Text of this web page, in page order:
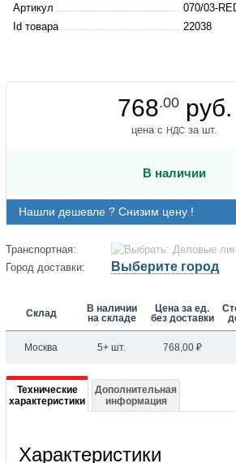
Артикул
070/03-
Id товара
22038
768.00 руб.
цена с НДС за шт.
В наличии
Нашли дешевле ? Снизим цену !
Транспортная:
Город доставки:
Выберите город
Склад
В наличии
на складе
Цена за ед.
без доставки
Москва 5+ шт. 768,00 ₽
Подробная
информация
Технические
характеристики
Дополнительная
информация
Характеристики